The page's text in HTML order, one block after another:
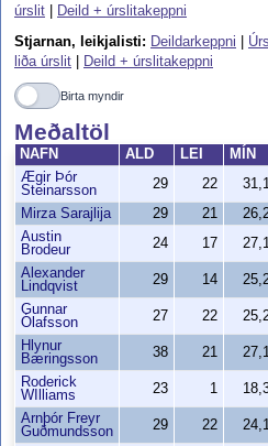
úrslit
Deild + úrslitakeppni
Stjarnan, leikjalisti: Deildarkeppni
liða úrslit
Deild + úrslitakeppni
Birta myndir
Meðaltöl
NAFN ALD LEI MÍN
Ægir Þór
Steinarsson
29 22
Mirza Sarajlija
29 21
Austin
Brodeur
24 17
Alexander
Lindqvist
29 14
Gunnar
Ólafsson
27 22
Hlynur
Bæringsson
38 21
Roderick
WIlliams
23 1
Arnþór Freyr
Guðmundsson
29 22